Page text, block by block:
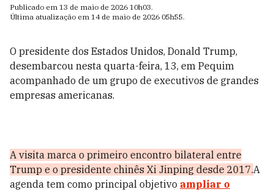
Publicado em 13 de maio de 2026 10h03.
Última atualização em 14 de maio de 2026 05h55.
O presidente dos Estados Unidos, Donald Trump,
desembarcou nesta quarta-feira, 13, em Pequim
acompanhado de um grupo de executivos de grandes
empresas americanas.
A visita marca o primeiro encontro bilateral entre
Trump e o presidente chinês Xi Jinping desde 2017.A
agenda tem como principal objetivo ampliar o